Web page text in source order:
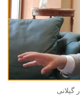
گیلانی